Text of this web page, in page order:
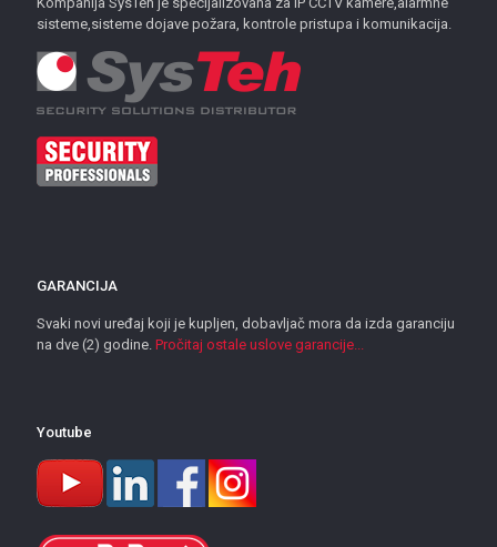
sisteme,sisteme dojave požara, kontrole pristupa i komunikacija.
GARANCIJA
Svaki novi uređaj koji je kupljen, dobavljač mora da izda garanciju
na dve (2) godine. Pročitaj ostale uslove garancije...
Youtube